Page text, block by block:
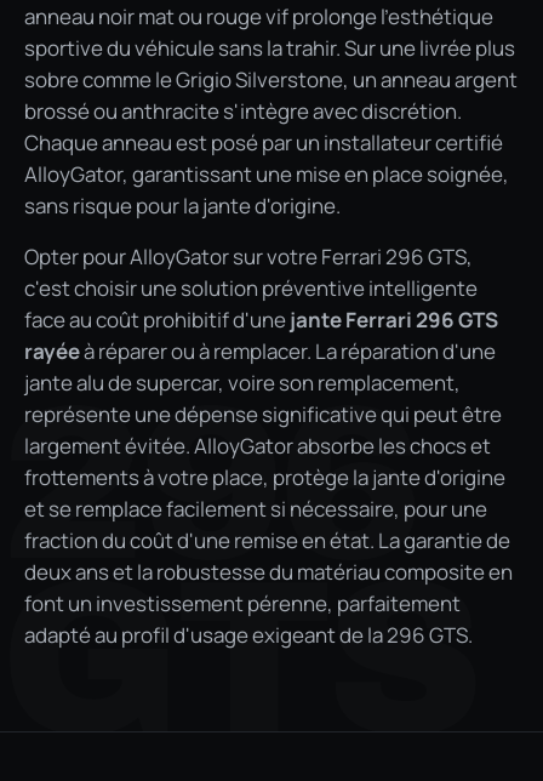
anneau noir mat ou rouge vif prolonge l'esthétique
sportive du véhicule sans la trahir. Sur une livrée plus
sobre comme le Grigio Silverstone, un anneau argent
brossé ou anthracite s'intègre avec discrétion.
Chaque anneau est posé par un installateur certifié
AlloyGator, garantissant une mise en place soignée,
sans risque pour la jante d'origine.
Opter pour AlloyGator sur votre Ferrari 296 GTS,
c'est choisir une solution préventive intelligente
face au coût prohibitif d'unejante Ferrari 296 GTS
rayéeà réparer ou à remplacer. La réparation d'une
jante alu de supercar, voire son remplacement,
représente une dépense significative qui peut être
largement évitée. AlloyGator absorbe les chocs et
frottements à votre place, protège la jante d'origine
et se remplace facilement si nécessaire, pour une
fraction du coût d'une remise en état. La garantie de
deux ans et la robustesse du matériau composite en
font un investissement pérenne, parfaitement
adapté au profil d'usage exigeant de la 296 GTS.
296
GTS